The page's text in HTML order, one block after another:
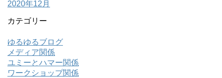
2020年12月
カテゴリー
ゆるゆるブログ
メディア関係
ユミーとハマー関係
ワークショップ関係